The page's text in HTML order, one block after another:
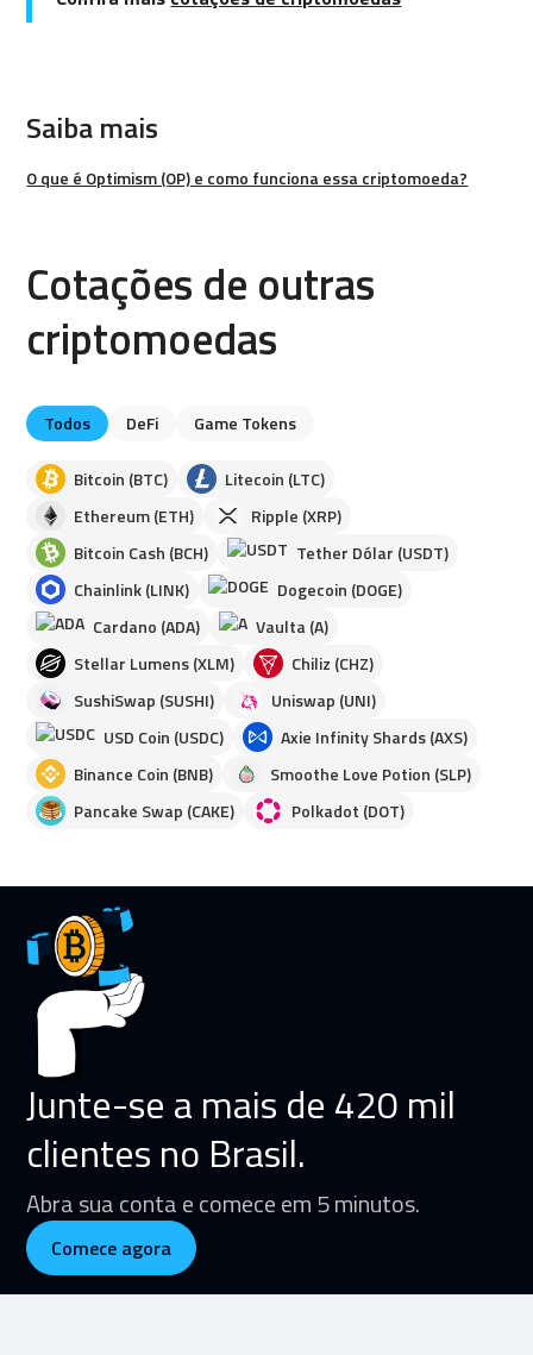
Saiba mais
O que é Optimism (OP) e como funciona essa criptomoeda?
Cotações de outras
criptomoedas
Todos DeFi Game Tokens
Bitcoin (BTC)
Litecoin (LTC)
Ethereum (ETH)
Ripple (XRP)
Bitcoin Cash (BCH)
Tether Dólar (USDT)
Chainlink (LINK)
Dogecoin (DOGE)
Cardano (ADA)
Vaulta (A)
Stellar Lumens (XLM)
Chiliz (CHZ)
SushiSwap (SUSHI)
Uniswap (UNI)
USD Coin (USDC)
Axie Infinity Shards (AXS)
Binance Coin (BNB)
Smoothe Love Potion (SLP)
Pancake Swap (CAKE)
Polkadot (DOT)
Junte-se a mais de 420 mil
clientes no Brasil.
Abra sua conta e comece em 5 minutos.
Comece agora